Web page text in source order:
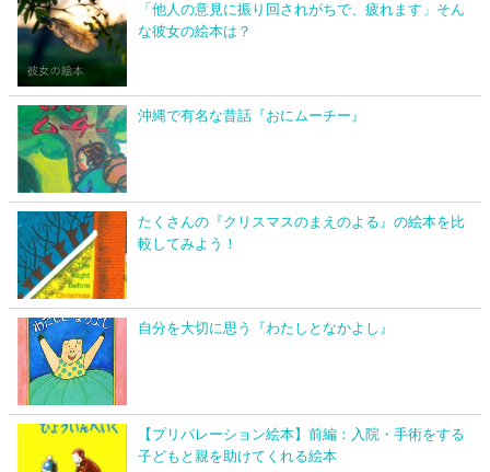
「他人の意見に振り回されがちで、疲れます」そん
な彼女の絵本は？
沖縄で有名な昔話『おにムーチー』
たくさんの『クリスマスのまえのよる』の絵本を比
較してみよう！
自分を大切に思う『わたしとなかよし』
【プリパレーション絵本】前編：入院・手術をする
子どもと親を助けてくれる絵本